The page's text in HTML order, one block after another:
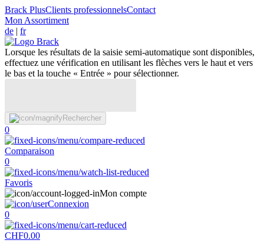
Brack PlusClients professionnelsContact
Mon Assortiment
de | fr
Lorsque les résultats de la saisie semi-automatique sont disponibles,
effectuez une vérification en utilisant les flèches vers le haut et vers
le bas et la touche « Entrée » pour sélectionner.
Rechercher
0
Comparaison
0
Favoris
Mon compte
Connexion
0
CHF0.00